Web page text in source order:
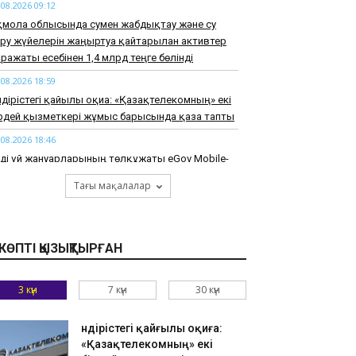
09:12
облысында сумен жабдықтау және су
жүйелерін жаңғыртуға қайтарылған активтер
есебінен 1,4 млрд теңге бөлінді
18:59
қайғылы оқиға: «Қазақтелекомның» екі
қызметкері жұмыс барысында қаза тапты
18:46
үй жануарларының төлқұжаты eGov Mobile-
шақырды
ғалымдардың әзірлемелері
жатыр
18:15
Тағы мақалалар
КӨПТІ ҚЫЗЫҚТЫРҒАН
3 күн 7 күн 30 күн
Өндірістегі қайғылы оқиға:
«Қазақтелекомның» екі